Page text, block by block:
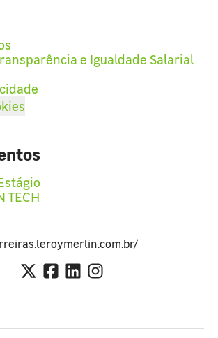
e Igualdade Salarial
TECH